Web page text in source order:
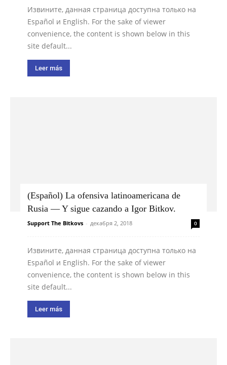
Извините, данная страница доступна только на
Español и English. For the sake of viewer
convenience, the content is shown below in this
site default...
Leer más
(Español) La ofensiva latinoamericana de
Rusia — Y sigue cazando a Igor Bitkov.
Support The Bitkovs - декабря 2, 2018 0
Извините, данная страница доступна только на
Español и English. For the sake of viewer
convenience, the content is shown below in this
site default...
Leer más